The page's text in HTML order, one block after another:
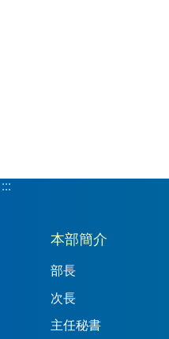
:::
:::
本部簡介
部長
次長
主任秘書